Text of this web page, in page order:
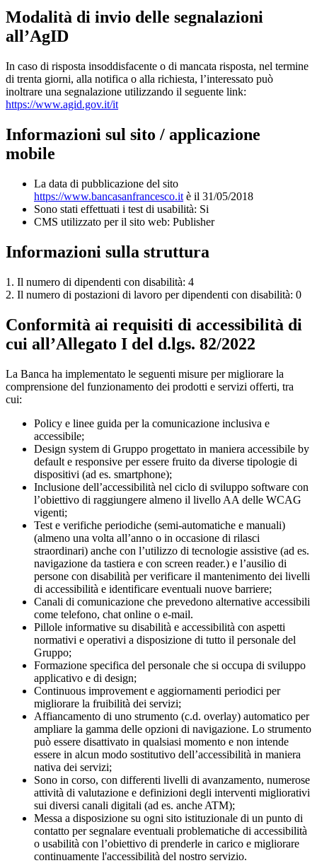
Modalità di invio delle segnalazioni
all’AgID
In caso di risposta insoddisfacente o di mancata risposta, nel termine
di trenta giorni, alla notifica o alla richiesta, l’interessato può
inoltrare una segnalazione utilizzando il seguente link:
https://www.agid.gov.it/it
Informazioni sul sito / applicazione
mobile
La data di pubblicazione del sito
https://www.bancasanfrancesco.it è il 31/05/2018
Sono stati effettuati i test di usabilità: Si
CMS utilizzato per il sito web: Publisher
Informazioni sulla struttura
1. Il numero di dipendenti con disabilità: 4
2. Il numero di postazioni di lavoro per dipendenti con disabilità: 0
Conformità ai requisiti di accessibilità di
cui all’Allegato I del d.lgs. 82/2022
La Banca ha implementato le seguenti misure per migliorare la
comprensione del funzionamento dei prodotti e servizi offerti, tra
cui:
Policy e linee guida per la comunicazione inclusiva e
accessibile;
Design system di Gruppo progettato in maniera accessibile by
default e responsive per essere fruito da diverse tipologie di
dispositivi (ad es. smartphone);
Inclusione dell’accessibilità nel ciclo di sviluppo software con
l’obiettivo di raggiungere almeno il livello AA delle WCAG
vigenti;
Test e verifiche periodiche (semi-automatiche e manuali)
(almeno una volta all’anno o in occasione di rilasci
straordinari) anche con l’utilizzo di tecnologie assistive (ad es.
navigazione da tastiera e con screen reader.) e l’ausilio di
persone con disabilità per verificare il mantenimento dei livelli
di accessibilità e identificare eventuali nuove barriere;
Canali di comunicazione che prevedono alternative accessibili
come telefono, chat online o e-mail.
Pillole informative su disabilità e accessibilità con aspetti
normativi e operativi a disposizione di tutto il personale del
Gruppo;
Formazione specifica del personale che si occupa di sviluppo
applicativo e di design;
Continuous improvement e aggiornamenti periodici per
migliorare la fruibilità dei servizi;
Affiancamento di uno strumento (c.d. overlay) automatico per
ampliare la gamma delle opzioni di navigazione. Lo strumento
può essere disattivato in qualsiasi momento e non intende
essere in alcun modo sostitutivo dell’accessibilità in maniera
nativa dei servizi;
Sono in corso, con differenti livelli di avanzamento, numerose
attività di valutazione e definizioni degli interventi migliorativi
sui diversi canali digitali (ad es. anche ATM);
Messa a disposizione su ogni sito istituzionale di un punto di
contatto per segnalare eventuali problematiche di accessibilità
o usabilità con l’obiettivo di prenderle in carico e migliorare
continuamente l'accessibilità del nostro servizio.